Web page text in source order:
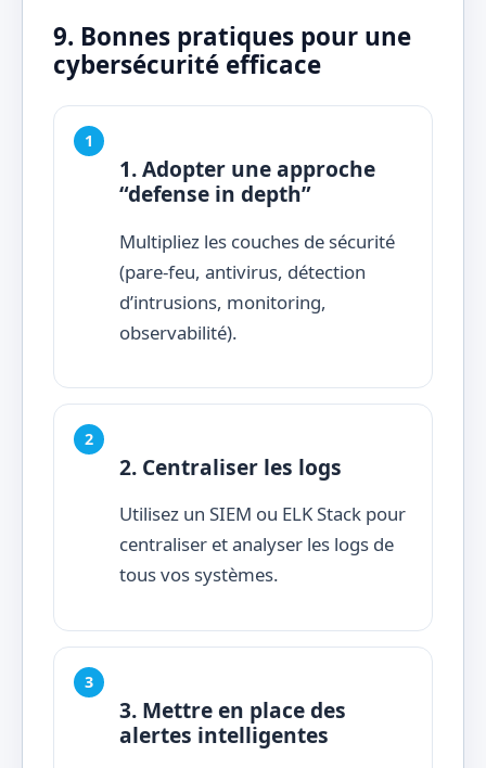
9. Bonnes pratiques pour une
cybersécurité efficace
1. Adopter une approche
“defense in depth”
Multipliez les couches de sécurité
(pare-feu, antivirus, détection
d’intrusions, monitoring,
observabilité).
2. Centraliser les logs
Utilisez un SIEM ou ELK Stack pour
centraliser et analyser les logs de
tous vos systèmes.
3. Mettre en place des
alertes intelligentes